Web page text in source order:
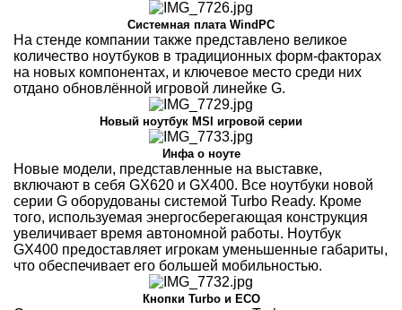
Системная плата WindPC
На стенде компании также представлено великое
количество ноутбуков в традиционных форм-факторах
на новых компонентах, и ключевое место среди них
отдано обновлённой игровой линейке G.
Новый ноутбук MSI игровой серии
Инфа о ноуте
Новые модели, представленные на выставке,
включают в себя GX620 и GX400. Все ноутбуки новой
серии G оборудованы системой Turbo Ready. Кроме
того, используемая энергосберегающая конструкция
увеличивает время автономной работы. Ноутбук
GX400 предоставляет игрокам уменьшенные габариты,
что обеспечивает его большей мобильностью.
Кнопки Turbo и ECO